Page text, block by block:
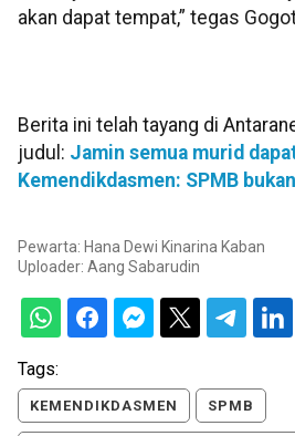
akan dapat tempat,” tegas
Berita ini telah tayang di
judul: Jamin semua murid
Kemendikdasmen: SPMB
Pewarta: Hana Dewi Kinarina Kaban
Uploader: Aang Sabarudin
Tags:
KEMENDIKDASMEN SPMB